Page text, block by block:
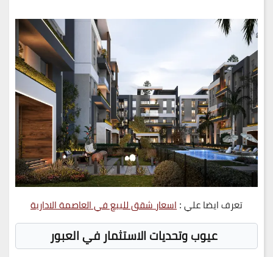
تعرف ايضا علي :اسعار شقق للبيع في العاصمة الادارية
عيوب وتحديات الاستثمار في العبور